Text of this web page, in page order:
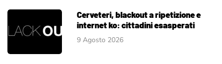
Cerveteri, blackout a ripetizione e
internet ko: cittadini esasperati
9 Agosto 2026